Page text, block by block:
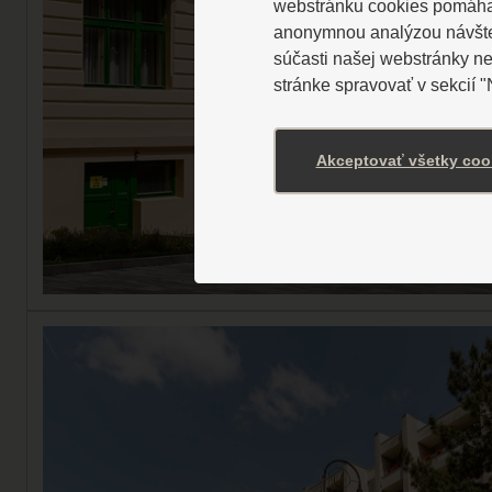
webstránku cookies
anonymnou analýzou
súčasti našej webstránky
stránke spravovať v sekcií
Akceptovať všetky